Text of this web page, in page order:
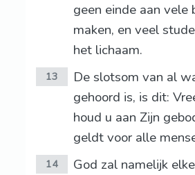
geen einde aan vele
maken, en veel
het lichaam.
13
De slotsom van al
gehoord is, is dit:
houd u aan Zijn
geldt voor alle
14
God zal namelijk